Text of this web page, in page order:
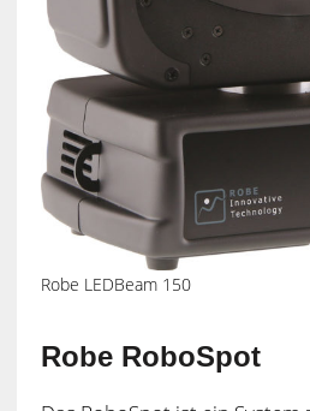
Robe LEDBeam 150
Robe RoboSpot